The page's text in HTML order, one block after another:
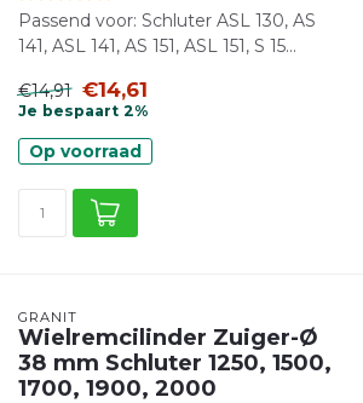
Passend voor: Schluter ASL 130, AS
141, ASL 141, AS 151, ASL 151, S 15...
€14,91 €14,61
Je bespaart 2%
Op voorraad
GRANIT
Wielremcilinder Zuiger-Ø
38 mm Schluter 1250, 1500,
1700, 1900, 2000